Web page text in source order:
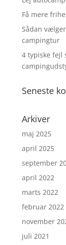
Få mere
Sådan
campingtur
4 typiske fejl
Seneste
Arkiver
maj 2025
april 2025
september
april 2022
marts 2022
februar 2022
november
juli 2021